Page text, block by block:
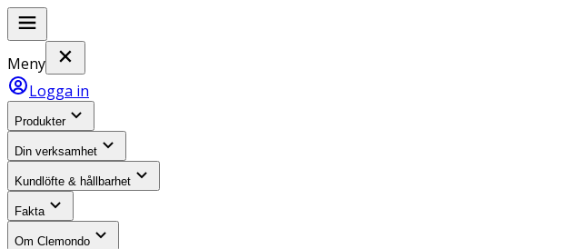
Meny
Logga in
Produkter
Din verksamhet
Kundlöfte & hållbarhet
Fakta
Om Clemondo